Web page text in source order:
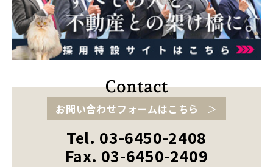
お問い合わせフォームはこちら
Tel. 03-6450-2408
Fax. 03-6450-2409